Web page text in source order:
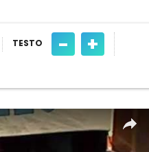
TESTO - +